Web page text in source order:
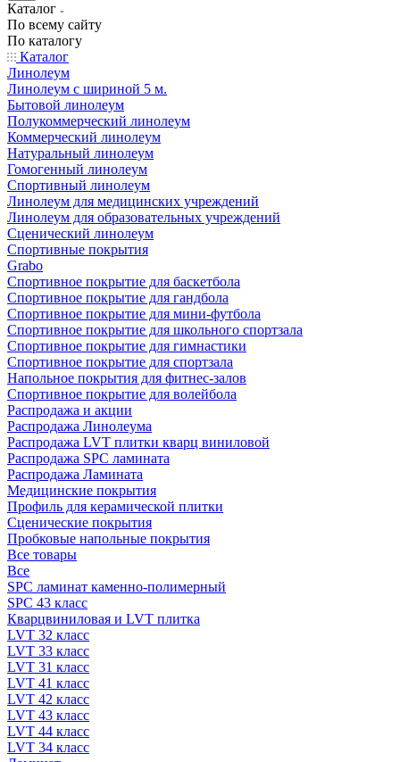
Каталог
По всему сайту
По каталогу
Каталог
Линолеум
Линолеум с шириной 5 м.
Бытовой линолеум
Полукоммерческий линолеум
Коммерческий линолеум
Натуральный линолеум
Гомогенный линолеум
Спортивный линолеум
Линолеум для медицинских учреждений
Линолеум для образовательных учреждений
Сценический линолеум
Спортивные покрытия
Grabo
Спортивное покрытие для баскетбола
Спортивное покрытие для гандбола
Спортивное покрытие для мини-футбола
Спортивное покрытие для школьного спортзала
Спортивное покрытие для гимнастики
Спортивное покрытие для спортзала
Напольное покрытия для фитнес-залов
Спортивное покрытие для волейбола
Распродажа и акции
Распродажа Линолеума
Распродажа LVT плитки кварц виниловой
Распродажа SPC ламината
Распродажа Ламината
Медицинские покрытия
Профиль для керамической плитки
Сценические покрытия
Пробковые напольные покрытия
Все товары
Все
SPC ламинат каменно-полимерный
SPC 43 класс
Кварцвиниловая и LVT плитка
LVT 32 класс
LVT 33 класс
LVT 31 класс
LVT 41 класс
LVT 42 класс
LVT 43 класс
LVT 44 класс
LVT 34 класс